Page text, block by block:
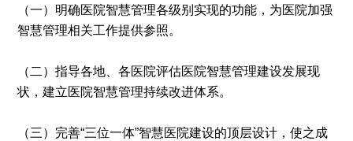
（一）明确医院智慧管理各级别实现的功能，为医院加强
智慧管理相关工作提供参照。
（二）指导各地、各医院评估医院智慧管理建设发展现
状，建立医院智慧管理持续改进体系。
（三）完善“三位一体”智慧医院建设的顶层设计，使之成